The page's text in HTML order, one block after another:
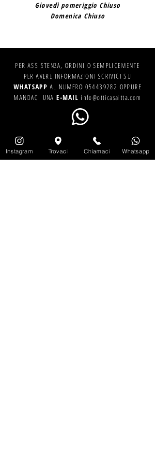
Giovedì pomeriggio Chiuso
Domenica Chiuso
PER ASSISTENZA, ORDINI O SEMPLICEMENTE
PER AVERE INFORMAZIONI SCRIVICI SU
WHATSAPP AL NUMERO 054439282 OPPURE
MANDACI UNAE-MAIL info@otticasaitta.com
Instagram Trovaci Chiamaci Whatsapp